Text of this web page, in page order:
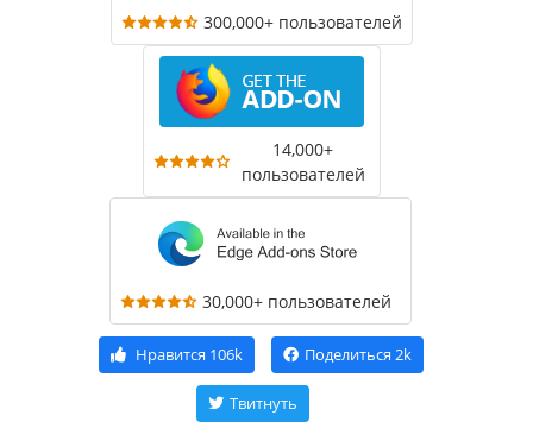
300,000+ пользователей
14,000+
пользователей
30,000+ пользователей
Нравится 106k Поделиться 2k
Твитнуть